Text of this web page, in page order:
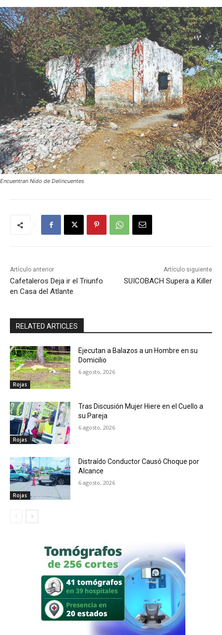
Encuentran Nido de Delincuentes
Artículo anterior
Cafetaleros Deja ir el Triunfo
en Casa del Atlante
Artículo siguiente
SUICOBACH Supera a Killer
RELATED ARTICLES
Rojas
Ejecutan a Balazos a un Hombre en su
Domicilio
6 agosto, 2026
Rojas
Tras Discusión Mujer Hiere en el Cuello a
su Pareja
6 agosto, 2026
Rojas
Distraído Conductor Causó Choque por
Alcance
6 agosto, 2026